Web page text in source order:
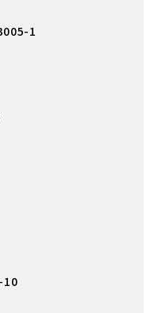
1
10